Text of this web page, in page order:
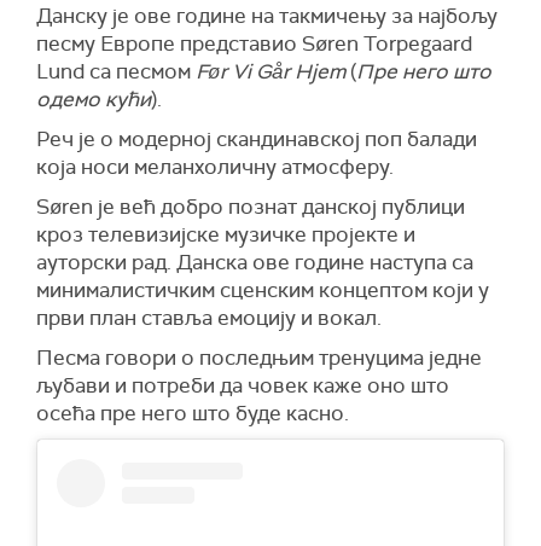
Данску је ове године на такмичењу за најбољу
песму Европе представио Søren Torpegaard
Lund са песмом Før Vi Går Hjem(Пре него што
одемо кући).
Реч је о модерној скандинавској поп балади
која носи меланхоличну атмосферу.
Søren је већ добро познат данској публици
кроз телевизијске музичке пројекте и
ауторски рад. Данска ове године наступа са
минималистичким сценским концептом који у
први план ставља емоцију и вокал.
Песма говори о последњим тренуцима једне
љубави и потреби да човек каже оно што
осећа пре него што буде касно.